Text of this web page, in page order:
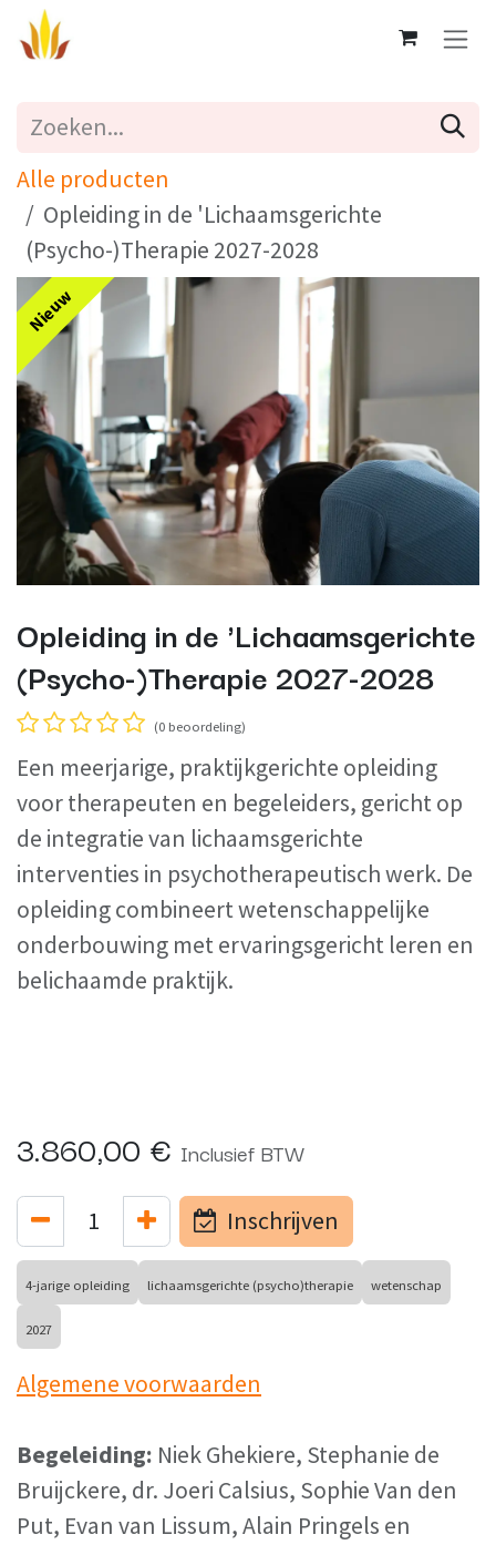
Overslaan naar inhoud
Alle producten
Opleiding in de 'Lichaamsgerichte
(Psycho-)Therapie 2027-2028
Nieuw
Opleiding in de 'Lichaamsgerichte
(Psycho-)Therapie 2027-2028
(0 beoordeling)
Een meerjarige, praktijkgerichte opleiding
voor therapeuten en begeleiders, gericht op
de integratie van lichaamsgerichte
interventies in psychotherapeutisch werk. De
opleiding combineert wetenschappelijke
onderbouwing met ervaringsgericht leren en
belichaamde praktijk.
3.860,00 € Inclusief BTW
Inschrijven
4-jarige opleiding lichaamsgerichte (psycho)therapie wetenschap
2027
Algemene voorwaarden
Begeleiding: Niek Ghekiere, Stephanie de
Bruijckere, dr. Joeri Calsius, Sophie Van den
Put, Evan van Lissum, Alain Pringels en